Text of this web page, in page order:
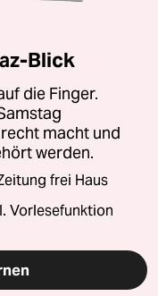
Blick
die Finger.
macht und
werden.
frei Haus
Vorlesefunktion